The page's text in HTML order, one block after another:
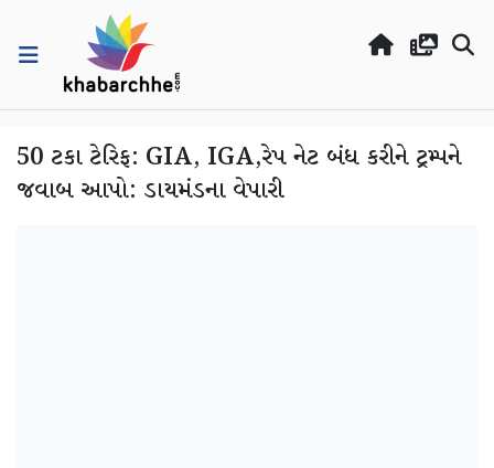
50 ટકા ટેરિફ: GIA, IGA,રેપ નેટ બંધ કરીને ટ્રમ્પને
જવાબ આપો: ડાયમંડના વેપારી